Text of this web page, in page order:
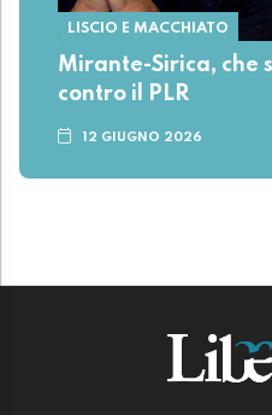
LISCIO E MACCHIATO
Mirante-Sirica, che
contro il PLR
12 GIUGNO 2026